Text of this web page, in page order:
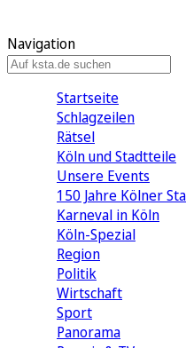
Navigation
Startseite
Schlagzeilen
Rätsel
Köln und Stadtteile
Unsere Events
150 Jahre Kölner
Karneval in Köln
Köln-Spezial
Region
Politik
Wirtschaft
Sport
Panorama